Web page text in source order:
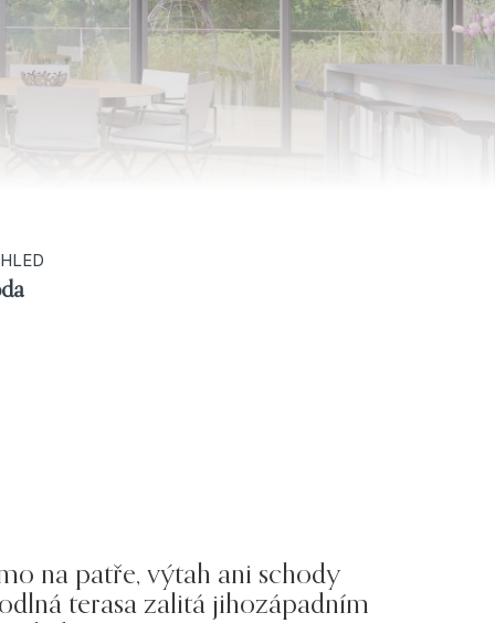
na patře, výtah ani schody
terasa zalitá jihozápadním